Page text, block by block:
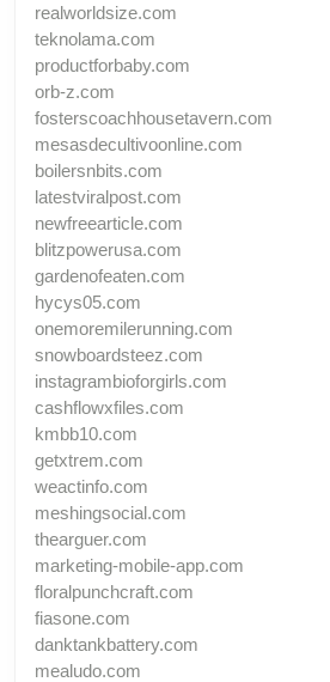
realworldsize.com
teknolama.com
productforbaby.com
orb-z.com
fosterscoachhousetavern.com
mesasdecultivoonline.com
boilersnbits.com
latestviralpost.com
newfreearticle.com
blitzpowerusa.com
gardenofeaten.com
hycys05.com
onemoremilerunning.com
snowboardsteez.com
instagrambioforgirls.com
cashflowxfiles.com
kmbb10.com
getxtrem.com
weactinfo.com
meshingsocial.com
thearguer.com
marketing-mobile-app.com
floralpunchcraft.com
fiasone.com
danktankbattery.com
mealudo.com